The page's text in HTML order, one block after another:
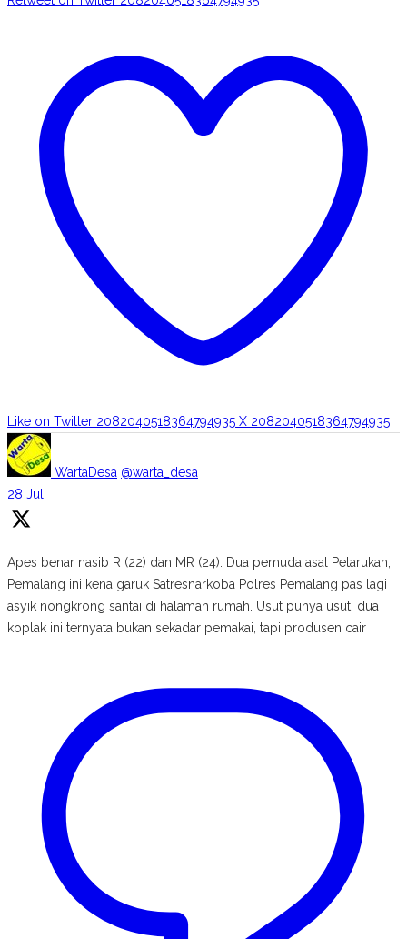
Like on Twitter 2082040518364794935 X 2082040518364794935
WartaDesa @warta_desa ·
28 Jul
Apes benar nasib R (22) dan MR (24). Dua pemuda asal Petarukan,
Pemalang ini kena garuk Satresnarkoba Polres Pemalang pas lagi
asyik nongkrong santai di halaman rumah. Usut punya usut, dua
koplak ini ternyata bukan sekadar pemakai, tapi produsen cair